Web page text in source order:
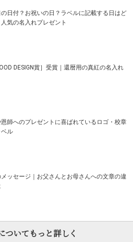
日付？お祝いの日？ラベルに記載する日はど
人気の名入れプレゼント
DESIGN賞］受賞｜還暦用の真紅の名入れ
恩師へのプレゼントに喜ばれているロゴ・校章
ベル
ッセージ｜お父さんとお母さんへの文章の違
ついてもっと詳しく